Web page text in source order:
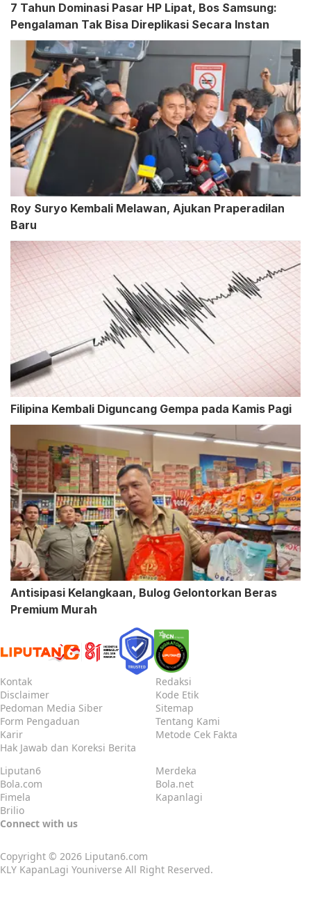
7 Tahun Dominasi Pasar HP Lipat, Bos Samsung:
Pengalaman Tak Bisa Direplikasi Secara Instan
Roy Suryo Kembali Melawan, Ajukan Praperadilan
Baru
Filipina Kembali Diguncang Gempa pada Kamis Pagi
Antisipasi Kelangkaan, Bulog Gelontorkan Beras
Premium Murah
Kontak
Redaksi
Disclaimer
Kode Etik
Pedoman Media Siber
Sitemap
Form Pengaduan
Tentang Kami
Karir
Metode Cek Fakta
Hak Jawab dan Koreksi Berita
Liputan6
Merdeka
Bola.com
Bola.net
Fimela
Kapanlagi
Brilio
Connect with us
Copyright © 2026 Liputan6.com
KLY KapanLagi Youniverse All Right Reserved.